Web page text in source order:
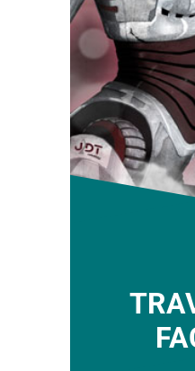
Solutions